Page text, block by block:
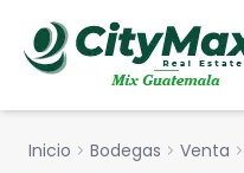
Inicio chevron_right Bodegas chevron_right Venta chevron_right